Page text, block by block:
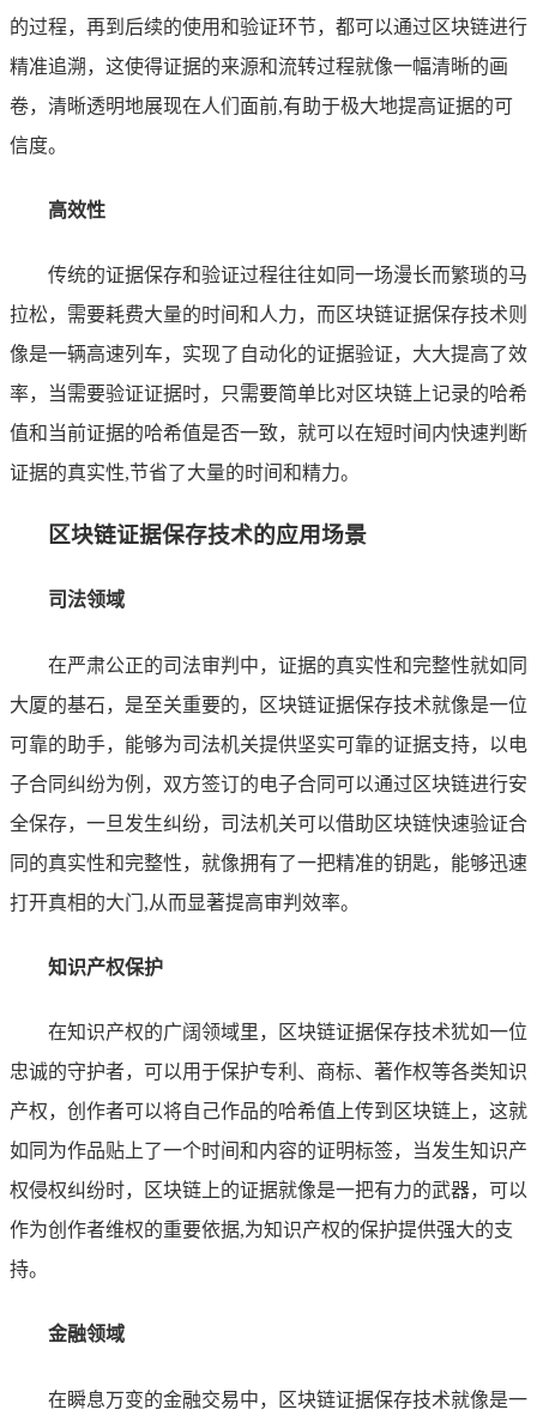
的过程，再到后续的使用和验证环节，都可以通过区块链进行
精准追溯，这使得证据的来源和流转过程就像一幅清晰的画
卷，清晰透明地展现在人们面前,有助于极大地提高证据的可
信度。
高效性
传统的证据保存和验证过程往往如同一场漫长而繁琐的马
拉松，需要耗费大量的时间和人力，而区块链证据保存技术则
像是一辆高速列车，实现了自动化的证据验证，大大提高了效
率，当需要验证证据时，只需要简单比对区块链上记录的哈希
值和当前证据的哈希值是否一致，就可以在短时间内快速判断
证据的真实性,节省了大量的时间和精力。
区块链证据保存技术的应用场景
司法领域
在严肃公正的司法审判中，证据的真实性和完整性就如同
大厦的基石，是至关重要的，区块链证据保存技术就像是一位
可靠的助手，能够为司法机关提供坚实可靠的证据支持，以电
子合同纠纷为例，双方签订的电子合同可以通过区块链进行安
全保存，一旦发生纠纷，司法机关可以借助区块链快速验证合
同的真实性和完整性，就像拥有了一把精准的钥匙，能够迅速
打开真相的大门,从而显著提高审判效率。
知识产权保护
在知识产权的广阔领域里，区块链证据保存技术犹如一位
忠诚的守护者，可以用于保护专利、商标、著作权等各类知识
产权，创作者可以将自己作品的哈希值上传到区块链上，这就
如同为作品贴上了一个时间和内容的证明标签，当发生知识产
权侵权纠纷时，区块链上的证据就像是一把有力的武器，可以
作为创作者维权的重要依据,为知识产权的保护提供强大的支
持。
金融领域
在瞬息万变的金融交易中，区块链证据保存技术就像是一